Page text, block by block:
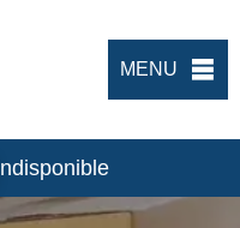
MENU